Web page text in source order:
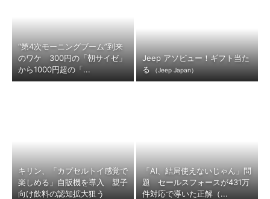
“第4次モーニングブーム”到来
のワケ 300円の「朝サイゼ」
から1000円超の「...
Jeep アソビュー！ギフト当た
る
（Jeep Japan）
キリン、「カプセルトイ感覚で
楽しめる」自販機を導入 親子
向け飲料の認知拡大狙う
「AI、結局使えないじゃん」問
題 セールスフォースが431万
件対応で導いた正解（...